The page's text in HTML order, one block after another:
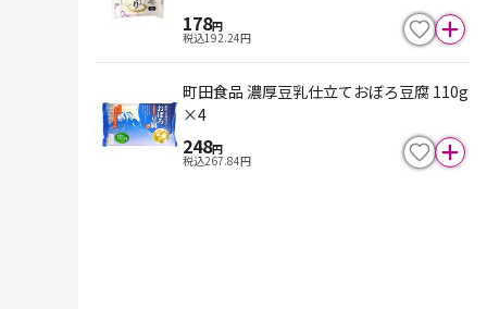
178円
税込192.24円
町田食品 濃厚豆乳仕立ておぼろ豆腐 110g
×4
248円
税込267.84円